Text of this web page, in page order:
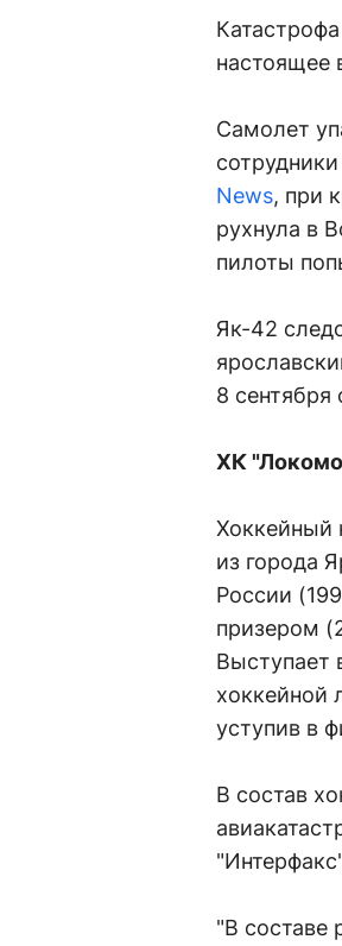
настоящее
Самолет
News, при
рухнула в
пилоты
Як-42
8
ХК
Хоккейный
из города
России
призером
Выступает
хоккейной
уступив в
В состав
"В